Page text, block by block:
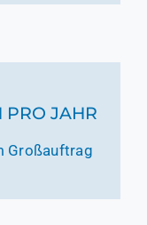
PRO JAHR
Großauftrag